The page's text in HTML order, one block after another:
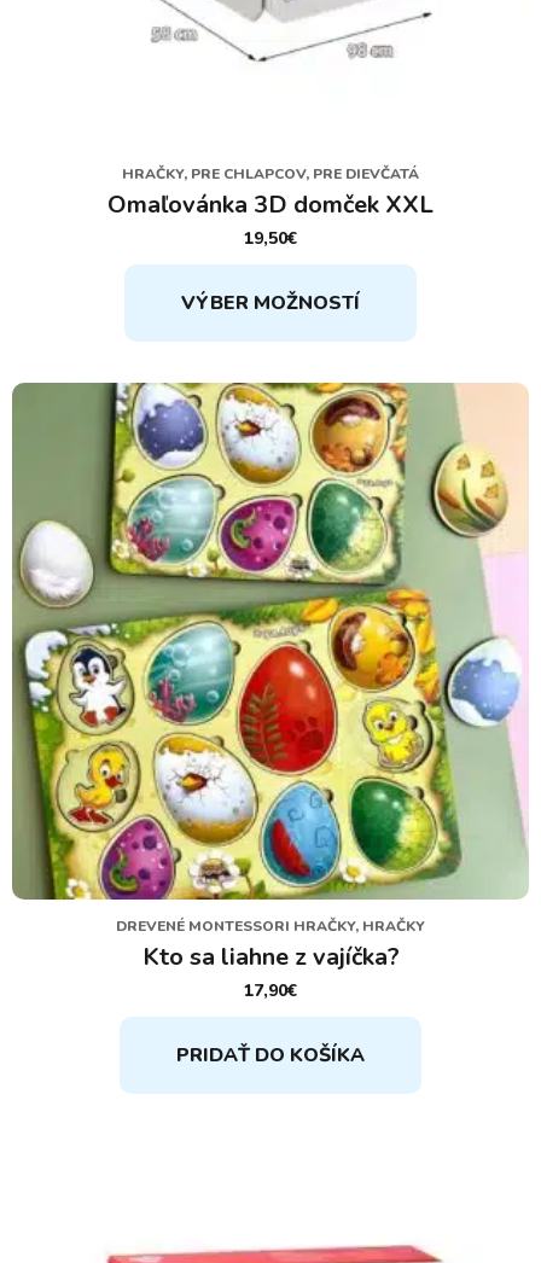
HRAČKY, PRE CHLAPCOV, PRE DIEVČATÁ
Omaľovánka 3D domček XXL
19,50€
VÝBER MOŽNOSTÍ
Tento
produkt
má
variantov.
Možnosti
si
môžete
vybrať
na
stránke
DREVENÉ MONTESSORI HRAČKY, HRAČKY
Kto sa liahne z vajíčka?
17,90€
PRIDAŤ DO KOŠÍKA